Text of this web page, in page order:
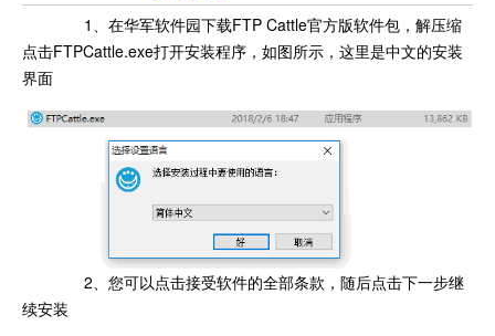
1、在华军软件园下载FTP Cattle官方版软件包，解压缩
点击FTPCattle.exe打开安装程序，如图所示，这里是中文的安装
界面
2、您可以点击接受软件的全部条款，随后点击下一步继
续安装